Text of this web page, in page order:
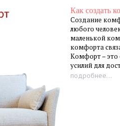
Как создать
Создание
любого
маленькой
комфорта
Комфорт – это
усилий для
подробнее...